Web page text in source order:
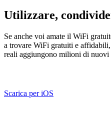
Utilizzare,
Se anche voi amate il WiFi
a trovare WiFi gratuiti e
reali aggiungono milioni di
Scarica per iOS